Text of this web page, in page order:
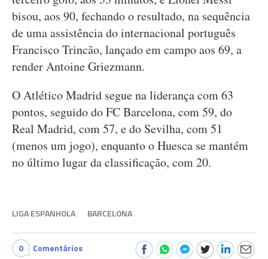
bisou, aos 90, fechando o resultado, na sequência
de uma assistência do internacional português
Francisco Trincão, lançado em campo aos 69, a
render Antoine Griezmann.
O Atlético Madrid segue na liderança com 63
pontos, seguido do FC Barcelona, com 59, do
Real Madrid, com 57, e do Sevilha, com 51
(menos um jogo), enquanto o Huesca se mantém
no último lugar da classificação, com 20.
LIGA ESPANHOLA BARCELONA
0 Comentários